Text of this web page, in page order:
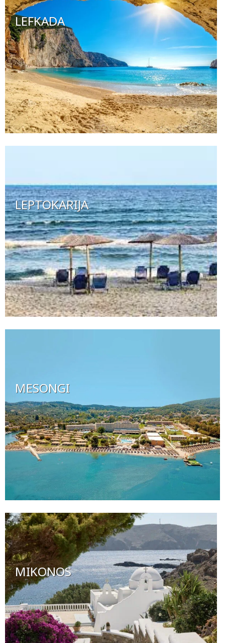
LEFKADA
LEPTOKARIJA
MESONGI
MIKONOS